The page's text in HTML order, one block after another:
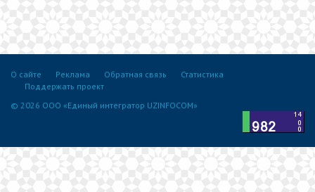
О сайте Реклама Обратная связь
Статистика
Поддержать проект
© 2026 ООО «Единый интегратор UZINFOCOM»